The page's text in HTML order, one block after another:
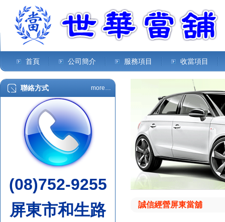
首頁 公司簡介 服務項目 收當項目
聯絡方式 more…
(08)752-9255
屏東市和生路
誠信經營屏東當舖